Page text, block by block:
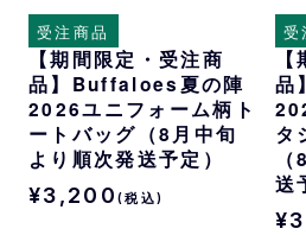
受注商品
【期間限定・受注商
品】Buffaloes夏の陣
2026ユニフォーム柄ト
ートバッグ（8月中旬
より順次発送予定）
¥3,200 (税込)
受
品
タ
送